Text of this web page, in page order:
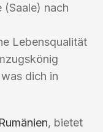
(Saale) nach
Lebensqualität
dich in
Rumänien, bietet